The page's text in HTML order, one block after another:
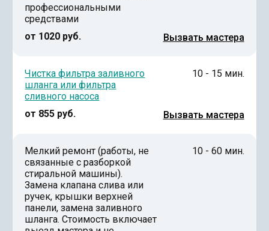
профессиональными
средствами
от 1020 руб.
Вызвать мастера
Чистка фильтра заливного
шланга или фильтра
сливного насоса
от 855 руб.
10 - 15 мин.
Вызвать мастера
Мелкий ремонт (работы, не
связанные с разборкой
стиральной машины).
Замена клапана слива или
ручек, крышки верхней
панели, замена заливного
шланга. Стоимость включает
10 - 60 мин.